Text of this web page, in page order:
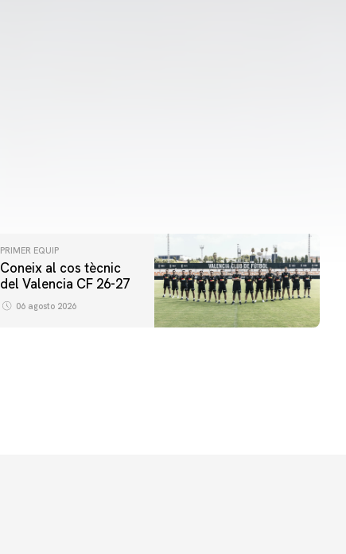
PRIMER EQUIP
Coneix al cos tècnic
del Valencia CF 26-27
06 agosto 2026